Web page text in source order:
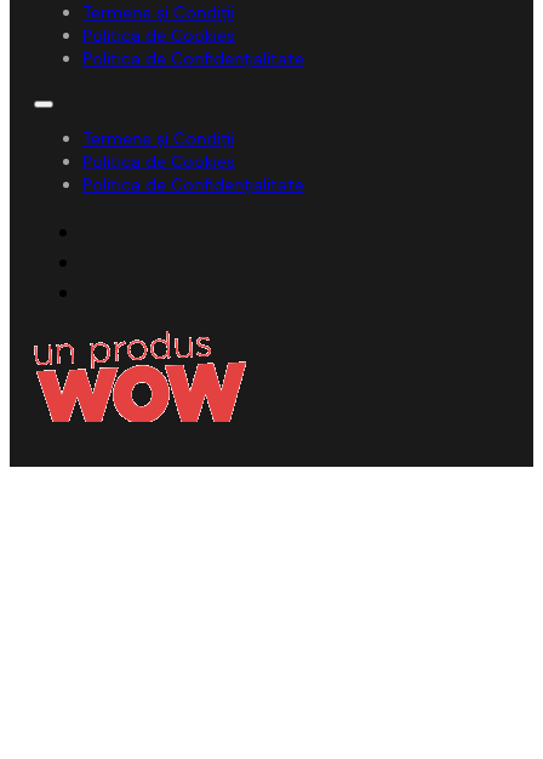
Termene și Condiții
Politica de Cookies
Politica de Confidențialitate
Termene și Condiții
Politica de Cookies
Politica de Confidențialitate